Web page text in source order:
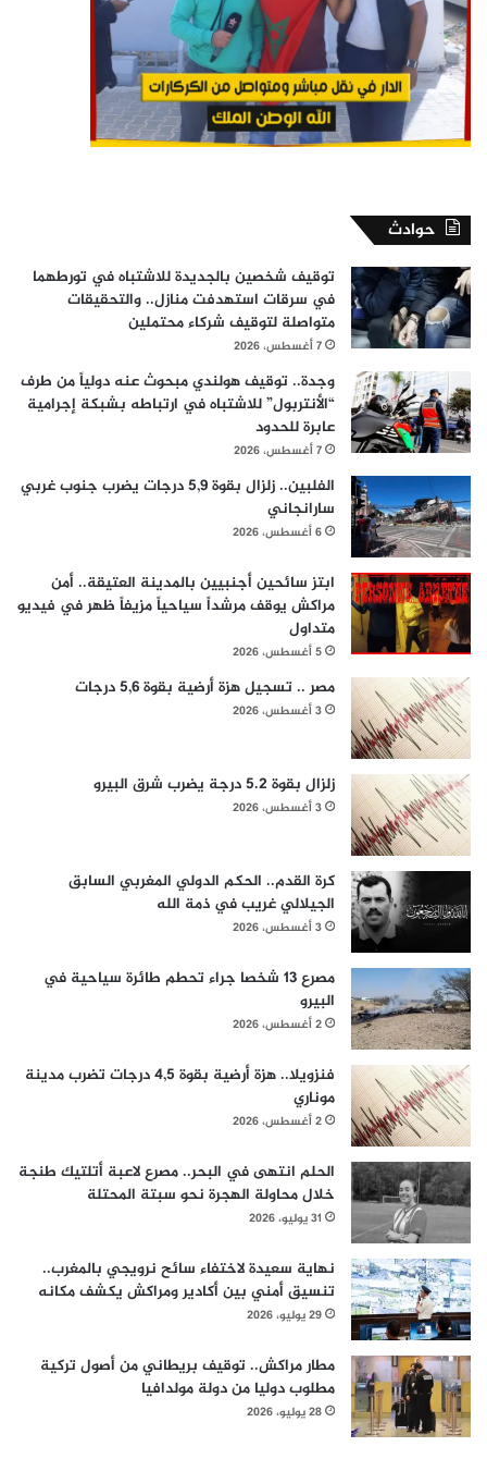
حوادث
توقيف شخصين بالجديدة للاشتباه في تورطهما
في سرقات استهدفت منازل.. والتحقيقات
متواصلة لتوقيف شركاء محتملين
7 أغسطس، 2026
وجدة.. توقيف هولندي مبحوث عنه دولياً من طرف
“الأنتربول” للاشتباه في ارتباطه بشبكة إجرامية
عابرة للحدود
7 أغسطس، 2026
الفلبين.. زلزال بقوة 5,9 درجات يضرب جنوب غربي
سارانجاني
6 أغسطس، 2026
ابتز سائحين أجنبيين بالمدينة العتيقة.. أمن
مراكش يوقف مرشداً سياحياً مزيفاً ظهر في فيديو
متداول
5 أغسطس، 2026
مصر .. تسجيل هزة أرضية بقوة 5,6 درجات
3 أغسطس، 2026
زلزال بقوة 5.2 درجة يضرب شرق البيرو
3 أغسطس، 2026
كرة القدم.. الحكم الدولي المغربي السابق
الجيلالي غريب في ذمة الله
3 أغسطس، 2026
مصرع 13 شخصا جراء تحطم طائرة سياحية في
البيرو
2 أغسطس، 2026
فنزويلا.. هزة أرضية بقوة 4,5 درجات تضرب مدينة
موناري
2 أغسطس، 2026
الحلم انتهى في البحر.. مصرع لاعبة أتلتيك طنجة
خلال محاولة الهجرة نحو سبتة المحتلة
31 يوليو، 2026
نهاية سعيدة لاختفاء سائح نرويجي بالمغرب..
تنسيق أمني بين أكادير ومراكش يكشف مكانه
29 يوليو، 2026
مطار مراكش.. توقيف بريطاني من أصول تركية
مطلوب دوليا من دولة مولدافيا
28 يوليو، 2026